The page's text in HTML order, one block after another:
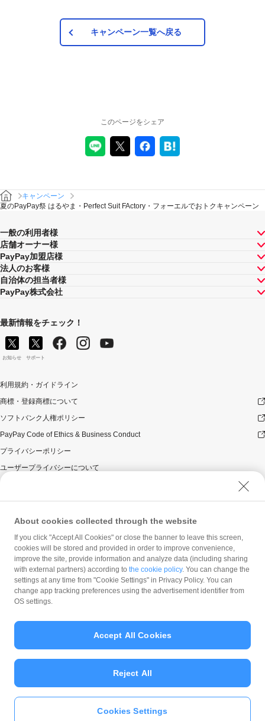
キャンペーン一覧へ戻る
PayPayアプリをダウンロ
このページをシェア
キャンペーン
夏のPayPay祭 はるやま・Perfect Suit FActory・フォーエルでおトクキャンペーン
一般の利用者様
店舗オーナー様
PayPay加盟店様
法人のお客様
自治体の担当者様
PayPay株式会社
最新情報をチェック！
お知らせ サポート
利用規約・ガイドライン
商標・登録商標について
ソフトバンク人権ポリシー
PayPay Code of Ethics & Business Conduct
プライバシーポリシー
ユーザープライバシーについて
ウェブサイト利用規約
反社会的勢力に対する方針
勧誘方針
マネロン等基本方針
カスタマーハラスメントに関する当社の考え方
© PayPay Corporation
About cookies collected through the website
If you click "Accept All Cookies" or close the banner to leave this screen,
cookies will be stored and provided in order to improve convenience,
improve the site, provide information and analyze data (including sharing
with external partners) according to the cookie policy. You can change the
settings at any time from "Cookie Settings" in Privacy Policy. You can
change app tracking preferences using the advertisement identifier from
OS settings.
Cookies Settings
Reject All
Accept All Cookies